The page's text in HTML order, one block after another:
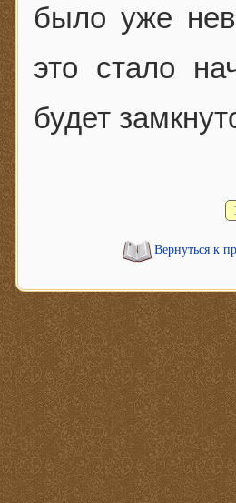
было уже
это стало
будет
Вернуться к